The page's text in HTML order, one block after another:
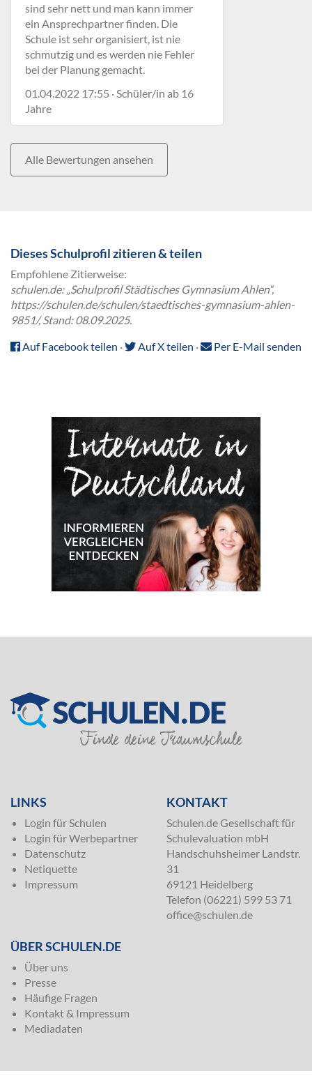
sind sehr nett und man kann immer
ein Ansprechpartner finden. Die
Schule ist sehr organisiert, ist nie
schmutzig und es werden nie Fehler
bei der Planung gemacht.
01.04.2022 17:55 · Schüler/in ab 16
Jahre
Alle Bewertungen ansehen
Dieses Schulprofil zitieren & teilen
Empfohlene Zitierweise:
schulen.de: „Schulprofil Städtisches Gymnasium Ahlen“,
https://schulen.de/schulen/staedtisches-gymnasium-ahlen-
9851/, Stand: 08.09.2025.
Auf Facebook teilen · Auf X teilen · Per E-Mail senden
LINKS
Login für Schulen
Login für Werbepartner
Datenschutz
Netiquette
Impressum
KONTAKT
Schulen.de Gesellschaft für
Schulevaluation mbH
Handschuhsheimer Landstr.
31
69121 Heidelberg
Telefon (06221) 599 53 71
office@schulen.de
ÜBER SCHULEN.DE
Über uns
Presse
Häufige Fragen
Kontakt & Impressum
Mediadaten